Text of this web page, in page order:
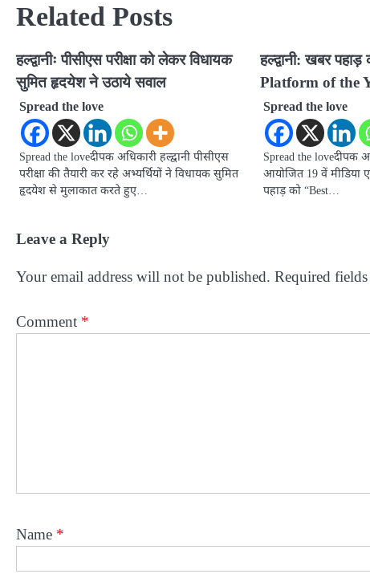
Related Posts
हल्द्वानीः पीसीएस परीक्षा को लेकर विधायक
सुमित हृदयेश ने उठाये सवाल
Spread the love
Spread the loveदीपक अधिकारी हल्द्वानी पीसीएस
परीक्षा की तैयारी कर रहे अभ्यर्थियों ने विधायक सुमित
हृदयेश से मुलाकात करते हुए…
हल्द्वानी: खबर
Platform of the
Spread the love
Spread the loveदीपक
आयोजित 19 वें मीडिया
पहाड़ को “Best…
Leave a Reply
Your email address will not be published. Required fields
Comment *
Name *